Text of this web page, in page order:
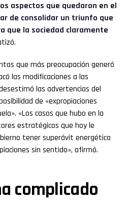
aspectos que quedaron en el
de consolidar un triunfo que
que la sociedad claramente
que más preocupación generó
las modificaciones a las
las advertencias del
de «expropiaciones
«Los casos que hubo en la
estratégicos que hoy le
tener superávit energético
sin sentido», afirmó.
complicado